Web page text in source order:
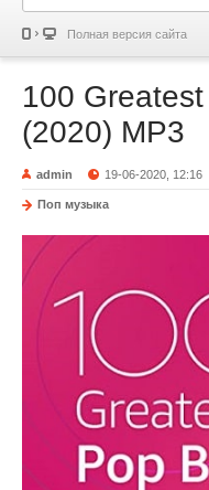
Полная версия сайта
100
(2020) MP3
admin 19-06-2020, 12:16
Поп музыка